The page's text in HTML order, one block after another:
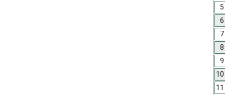
5
6
7
8
9
10
11